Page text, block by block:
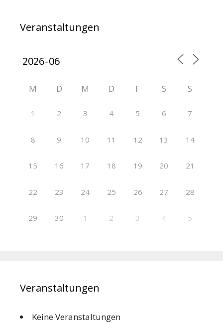
Veranstaltungen
M D M D F S S
1 2 3 4 5 6 7
8 9 10 11 12 13 14
15 16 17 18 19 20 21
22 23 24 25 26 27 28
29 30 1 2 3 4 5
Veranstaltungen
Keine Veranstaltungen